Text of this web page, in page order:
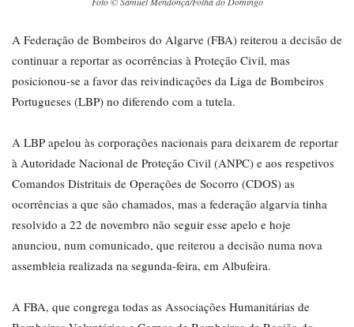
A Federação de Bombeiros do Algarve (FBA) reiterou a decisão de
continuar a reportar as ocorrências à Proteção Civil, mas
posicionou-se a favor das reivindicações da Liga de Bombeiros
Portugueses (LBP) no diferendo com a tutela.
A LBP apelou às corporações nacionais para deixarem de reportar
à Autoridade Nacional de Proteção Civil (ANPC) e aos respetivos
Comandos Distritais de Operações de Socorro (CDOS) as
ocorrências a que são chamados, mas a federação algarvia tinha
resolvido a 22 de novembro não seguir esse apelo e hoje
anunciou, num comunicado, que reiterou a decisão numa nova
assembleia realizada na segunda-feira, em Albufeira.
A FBA, que congrega todas as Associações Humanitárias de